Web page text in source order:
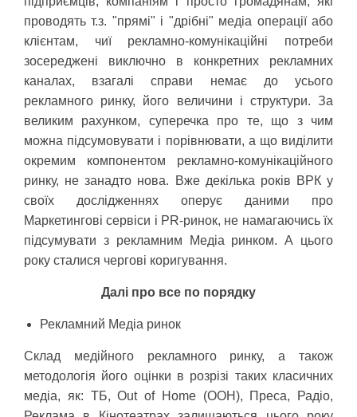
проводять т.з. "прямі" і "дрібні" медіа операції або
клієнтам, чиї рекламно-комунікаційні потреби
зосереджені виключно в конкретних рекламних
каналах, взагалі справи немає до усього
рекламного ринку, його величини і структури. За
великим рахунком, суперечка про те, що з чим
можна підсумовувати і порівнювати, а що виділити
окремим компонентом рекламно-комунікаційного
ринку, не занадто нова. Вже декілька років ВРК у
своїх дослідженнях оперує даними про
Маркетингові сервіси і PR-ринок, не намагаючись їх
підсумувати з рекламним Медіа ринком. А цього
року сталися чергові коригування.
Далі про все по порядку
Рекламний Медіа ринок
Склад медійного рекламного ринку, а також
методологія його оцінки в розрізі таких класичних
медіа, як: ТБ, Out of Home (OOH), Преса, Радіо,